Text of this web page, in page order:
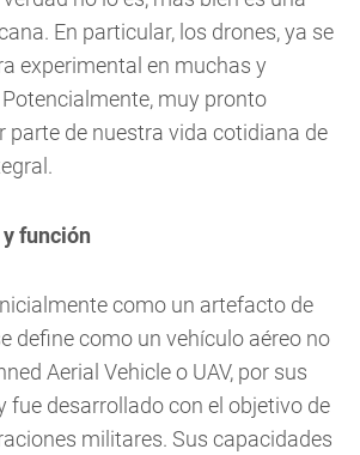
En particular, los drones, ya se
experimental en muchas y
muy pronto
parte de nuestra vida cotidiana de
función
como un artefacto de
define como un vehículo aéreo no
Aerial Vehicle o UAV, por sus
fue desarrollado con el objetivo de
militares. Sus capacidades